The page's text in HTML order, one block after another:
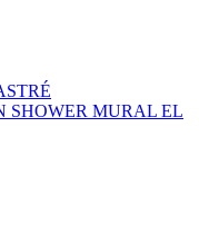
SHOWER MURAL EL